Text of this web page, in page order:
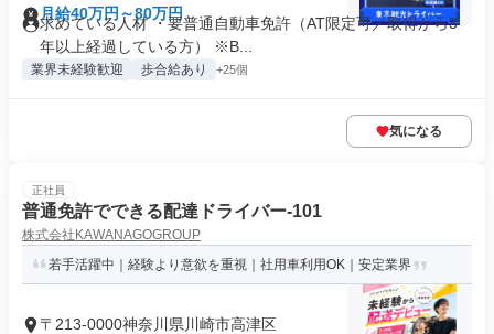
月給40万円～80万円
求めている人材 ・要普通自動車免許（AT限定可／取得から3
年以上経過している方） ※B...
業界未経験歓迎 歩合給あり +25個
気になる
正社員
普通免許でできる配達ドライバー-101
株式会社KAWANAGOGROUP
若手活躍中｜経験より意欲を重視｜社用車利用OK｜安定業界
〒213-0000神奈川県川崎市高津区